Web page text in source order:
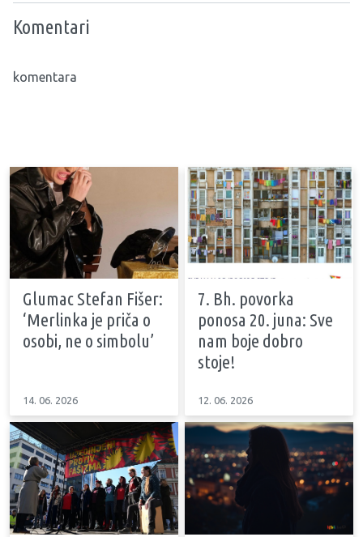
Komentari
komentara
Glumac Stefan Fišer:
‘Merlinka je priča o
osobi, ne o simbolu’
14. 06. 2026
7. Bh. povorka
ponosa 20. juna: Sve
nam boje dobro
stoje!
12. 06. 2026